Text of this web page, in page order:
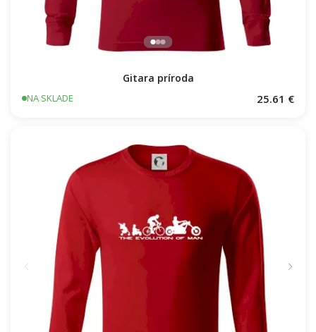
Gitara príroda
NA SKLADE 25.61 €